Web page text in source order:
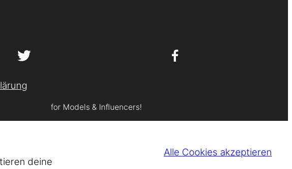
for Models & Influencers!
deine
Alle Cookies akzeptieren